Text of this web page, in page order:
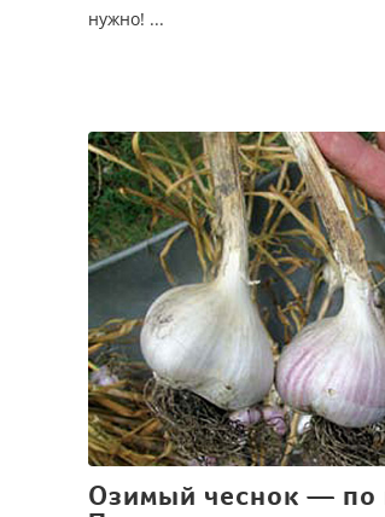
нужно! ...
Озимый чеснок — по